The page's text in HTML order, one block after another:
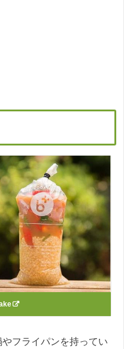
フライパンを持ってい